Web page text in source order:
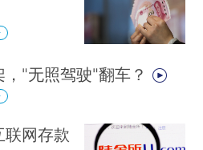
"无照驾驶"翻车？
联网存款